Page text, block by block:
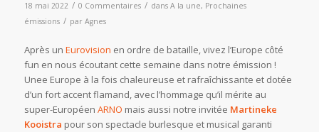
18 mai 2022 / 0 Commentaires / dans A la une, Prochaines
émissions / par Agnes
Après un Eurovision en ordre de bataille, vivez l’Europe côté
fun en nous écoutant cette semaine dans notre émission !
Unee Europe à la fois chaleureuse et rafraîchissante et dotée
d’un fort accent flamand, avec l’hommage qu’il mérite au
super-Européen ARNO mais aussi notre invitée Martineke
Kooistra pour son spectacle burlesque et musical garanti